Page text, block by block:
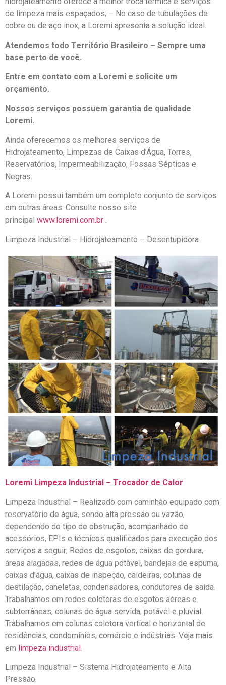
de limpeza mais espaçados; – No caso de tubulações de
cobre ou de aço inox, a Loremi apresenta a solução ideal.
Atendemos todo Território Brasileiro – Sempre uma
base perto de você.
Entre em contato com a Loremi e solicite um
orçamento.
Nossos serviços possuem garantia de qualidade
Loremi.
Ainda oferecemos os melhores serviços de
Hidrojateamento, Limpezas de Caixas d’Água, Torres,
Reservatórios, Impermeabilização, Fossas Sépticas e
Negras.
A Loremi possui também um completo conjunto de serviços
em outras áreas. Consulte nosso site
principal www.loremi.com.br .
Limpeza Industrial – Hidrojateamento – Desentupidora
Loremi Limpeza Industrial – Trocador de Calor
Limpeza Industrial – Realizado com caminhão equipado com
reservatório de água, sendo alta pressão ou vazão,
dependendo do tipo de obstrução, acompanhado de
acessórios, EPIs e técnicos qualificados para execução dos
serviços a seguir; Redes de esgotos, caixas de gordura,
áreas alagadas, redes de água potável, bandejas de espuma,
caixas d’água, caixas de inspeção, caldeiras, colunas de
destilação, caneletas, condensadores, condutores de saída.
Trabalhamos em redes coletoras de esgotos aéreas e
subterrâneas, colunas de água servida, potável e pluvial.
Trabalhamos em colunas coletora vertical e horizontal de
residências, condomínios, comércio e indústrias. Veja mais
em limpeza industrial.
Limpeza Industrial – Sistema Hidrojateamento e Alta
Pressão.